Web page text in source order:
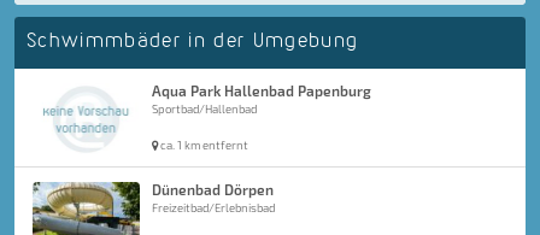
Schwimmbäder in der Umgebung
Aqua Park Hallenbad Papenburg
Sportbad/Hallenbad
ca. 1 km entfernt
Dünenbad Dörpen
Freizeitbad/Erlebnisbad